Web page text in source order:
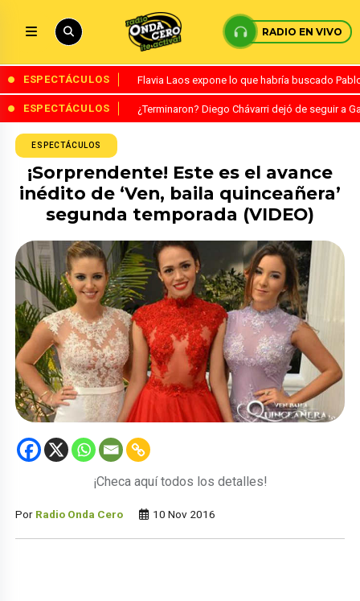
RADIO EN VIVO
ESPECTÁCULOS Flavia Laos expone lo que habría buscado
ESPECTÁCULOS ¿Terminaron? Diego Chávarri dejó de seguir a
ESPECTÁCULOS
¡Sorprendente! Este es el avance
inédito de ‘Ven, baila quinceañera’
segunda temporada (VIDEO)
¡Checa aquí todos los detalles!
Por Radio Onda Cero 10 Nov 2016